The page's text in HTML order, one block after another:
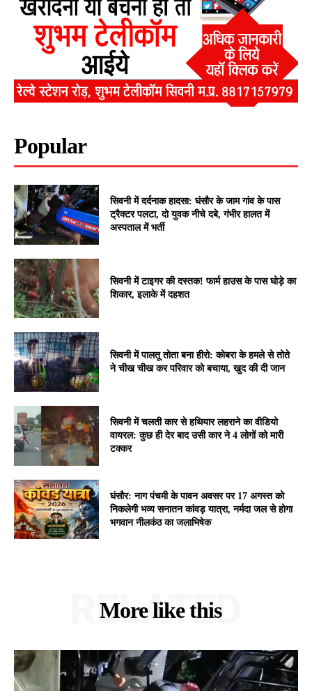
Popular
सिवनी में दर्दनाक हादसा: घंसौर के जाम गांव के पास
ट्रैक्टर पलटा, दो युवक नीचे दबे, गंभीर हालत में
अस्पताल में भर्ती
सिवनी में टाइगर की दस्तक! फार्म हाउस के पास घोड़े का
शिकार, इलाके में दहशत
सिवनी में पालतू तोता बना हीरो: कोबरा के हमले से तोते
ने चीख चीख कर परिवार को बचाया, खुद की दी जान
सिवनी में चलती कार से हथियार लहराने का वीडियो
वायरल: कुछ ही देर बाद उसी कार ने 4 लोगों को मारी
टक्कर
घंसौर: नाग पंचमी के पावन अवसर पर 17 अगस्त को
निकलेगी भव्य सनातन कांवड़ यात्रा, नर्मदा जल से होगा
भगवान नीलकंठ का जलाभिषेक
More like this
RELATED